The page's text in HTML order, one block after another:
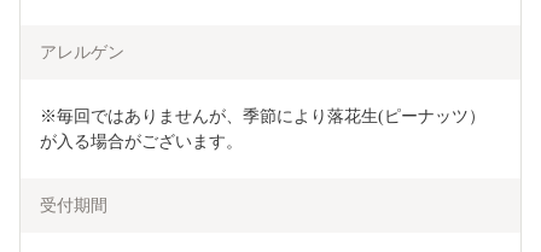
アレルゲン
※毎回ではありませんが、季節により落花生(ピーナッツ）
が入る場合がございます。
受付期間